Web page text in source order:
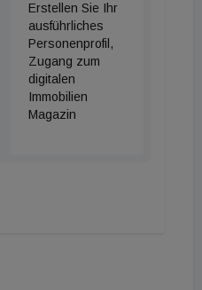
Erstellen Sie Ihr
ausführliches
Personenprofil,
Zugang zum
digitalen
Immobilien
Magazin